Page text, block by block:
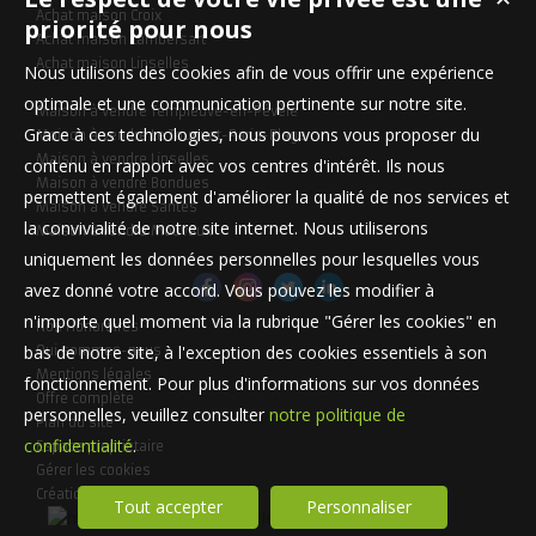
Achat maison Croix
Achat maison Lambersart
Achat maison Linselles
Maison à vendre Templeuve-en-Pévèle
Maison à vendre Le Touquet-Paris-Plage
Maison à vendre Linselles
Maison à vendre Bondues
Maison à vendre Santes
Maison à vendre Mouvaux
Nos Honoraires
Qui sommes-nous
Mentions légales
Offre complète
Plan du site
Espace propriétaire
Gérer les cookies
Création site immobilier
priorité pour nous
Nous utilisons des cookies afin de vous offrir une expérience
optimale et une communication pertinente sur notre site.
Grace à ces technologies, nous pouvons vous proposer du
contenu en rapport avec vos centres d'intérêt. Ils nous
permettent également d'améliorer la qualité de nos services et
la convivialité de notre site internet. Nous utiliserons
uniquement les données personnelles pour lesquelles vous
avez donné votre accord. Vous pouvez les modifier à
n'importe quel moment via la rubrique "Gérer les cookies" en
bas de notre site, à l'exception des cookies essentiels à son
fonctionnement. Pour plus d'informations sur vos données
personnelles, veuillez consulter notre politique de
confidentialité.
Tout accepter Personnaliser